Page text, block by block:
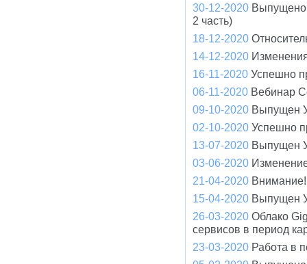
30-12-2020 Выпущено
2 часть)
18-12-2020
14-12-2020
16-11-2020 Успешно
06-11-2020 Вебинар
09-10-2020 Выпущен
02-10-2020 Успешно
13-07-2020 Выпущен
03-06-2020
21-04-2020 Внимание!
15-04-2020 Выпущен
26-03-2020 Облако
сервисов в период
23-03-2020 Работа в